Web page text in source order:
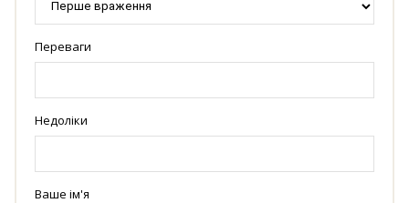
Переваги
Недоліки
Ваше ім'я